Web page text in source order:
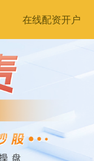
在线配资开户